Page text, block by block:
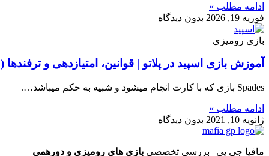
ادامه مطلب »
فوریه 19, 2026
بدون دیدگاه
بازی رومیزی
آموزش بازی اسپید در پلاتو | قوانین، امتیازدهی و ترفندها (Spades ♠|Plato)
Spades بازی که با کارت انجام میشود و شبیه به حکم میباشد….
ادامه مطلب »
ژانویه 10, 2021
بدون دیدگاه
مافیا جی پی | بررسی تخصصی بازی های رومیزی و دورهمی